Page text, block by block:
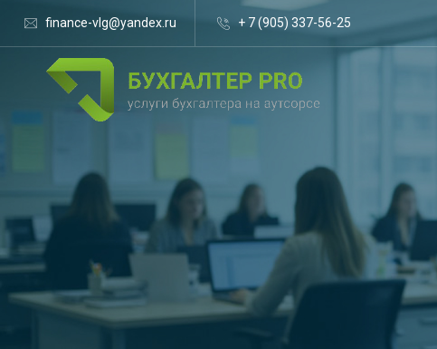
finance-vlg@yandex.ru + 7 (905) 337-56-25